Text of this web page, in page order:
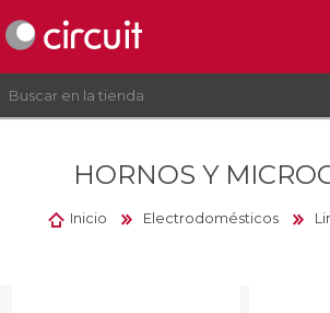
REGISTRO
INICIAR SESIÓN
HORNOS Y
Inicio Electrodomésticos